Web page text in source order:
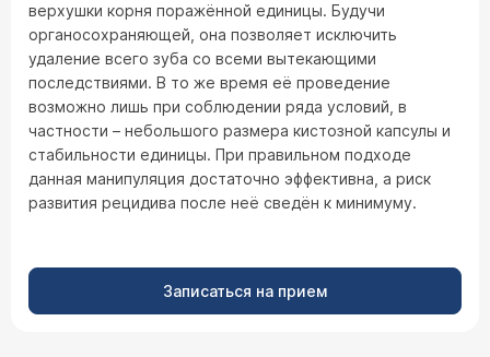
верхушки корня поражённой единицы. Будучи
органосохраняющей, она позволяет исключить
удаление всего зуба со всеми вытекающими
последствиями. В то же время её проведение
возможно лишь при соблюдении ряда условий, в
частности – небольшого размера кистозной капсулы и
стабильности единицы. При правильном подходе
данная манипуляция достаточно эффективна, а риск
развития рецидива после неё сведён к минимуму.
Записаться на прием